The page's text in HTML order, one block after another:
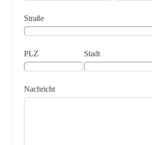
Straße
PLZ Stadt
Nachricht